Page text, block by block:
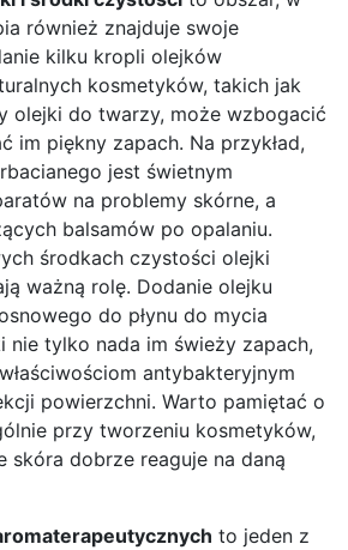
również znajduje swoje
kilku kropli olejków
kosmetyków, takich jak
olejki do twarzy, może wzbogacić
im piękny zapach. Na przykład,
jest świetnym
na problemy skórne, a
balsamów po opalaniu.
środkach czystości olejki
ważną rolę. Dodanie olejku
do płynu do mycia
nie tylko nada im świeży zapach,
antybakteryjnym
powierzchni. Warto pamiętać o
przy tworzeniu kosmetyków,
skóra dobrze reaguje na daną
to jeden z